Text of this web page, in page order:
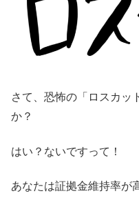
さて、恐怖の「ロスカッ
か？
はい？ないですって！
あなたは証拠金維持率が